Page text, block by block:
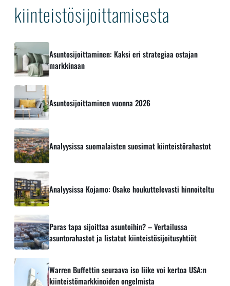
kiinteistösijoittamisesta
Asuntosijoittaminen: Kaksi eri strategiaa ostajan
markkinaan
Asuntosijoittaminen vuonna 2026
Analyysissa suomalaisten suosimat kiinteistörahastot
Analyysissa Kojamo: Osake houkuttelevasti hinnoiteltu
Paras tapa sijoittaa asuntoihin? – Vertailussa
asuntorahastot ja listatut kiinteistösijoitusyhtiöt
Warren Buffettin seuraava iso liike voi kertoa USA:n
kiinteistömarkkinoiden ongelmista